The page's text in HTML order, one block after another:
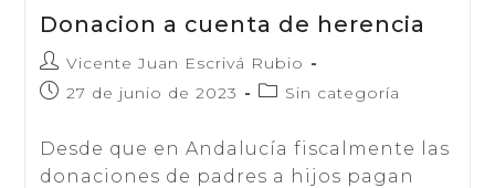
Se
Recibida
Cantidad
Entregada
Donacion a cuenta de herencia
Autor
de
Vicente Juan Escrivá Rubio
Publicación
la
entrada:
27 de junio de 2023
Categoría
entrada:
Sin categoría
Desde que en Andalucía fiscalmente las
donaciones de padres a hijos pagan